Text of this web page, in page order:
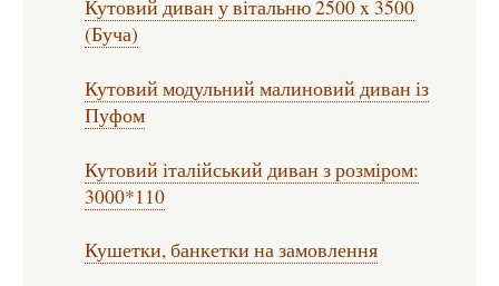
Кутовий диван у вітальню 2500 x 3500
(Буча)
Кутовий модульний малиновий диван із
Пуфом
Кутовий італійський диван з розміром:
3000*110
Кушетки, банкетки на замовлення